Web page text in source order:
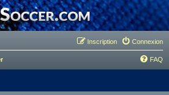
Connexion
Inscription
FAQ